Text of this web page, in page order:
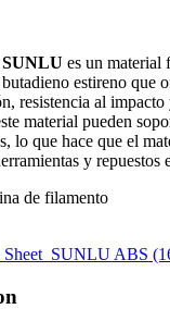
SUNLU es un material
estireno que
resistencia al
material pueden
lo que hace que el
y repuestos
de filamento
Sheet_SUNLU ABS